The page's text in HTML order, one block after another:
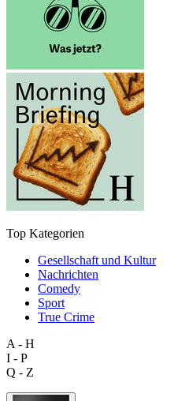
Top Kategorien
Gesellschaft und Kultur
Nachrichten
Comedy
Sport
True Crime
A - H
I - P
Q - Z